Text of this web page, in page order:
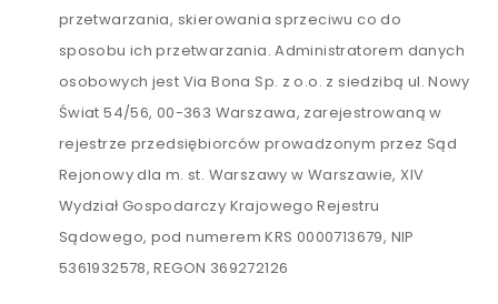
przetwarzania, skierowania sprzeciwu co do
sposobu ich przetwarzania. Administratorem danych
osobowych jest Via Bona Sp. z o.o. z siedzibą ul. Nowy
Świat 54/56, 00-363 Warszawa, zarejestrowaną w
rejestrze przedsiębiorców prowadzonym przez Sąd
Rejonowy dla m. st. Warszawy w Warszawie, XIV
Wydział Gospodarczy Krajowego Rejestru
Sądowego, pod numerem KRS 0000713679, NIP
5361932578, REGON 369272126